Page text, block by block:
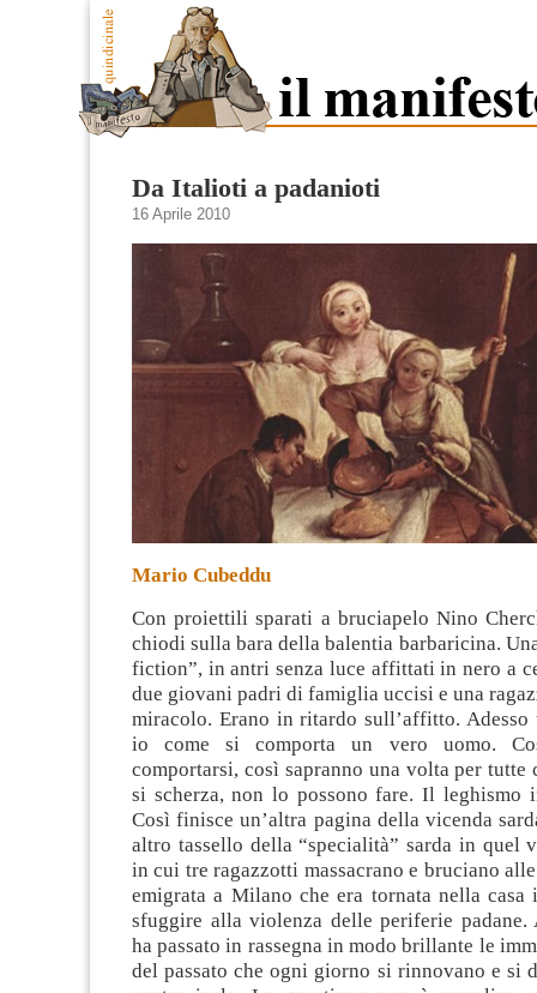
Da Italioti a padanioti
16 Aprile 2010
Mario Cubeddu
Con proiettili sparati a bruciapelo Nino
chiodi sulla bara della balentia barbaricina.
fiction”, in antri senza luce affittati in nero a
due giovani padri di famiglia uccisi e una
miracolo. Erano in ritardo sull’affitto.
io come si comporta un vero uomo.
comportarsi, così sapranno una volta per tutte
si scherza, non lo possono fare. Il leghismo
Così finisce un’altra pagina della vicenda
altro tassello della “specialità” sarda in quel
in cui tre ragazzotti massacrano e bruciano
emigrata a Milano che era tornata nella casa
sfuggire alla violenza delle periferie
ha passato in rassegna in modo brillante le
del passato che ogni giorno si rinnovano e si